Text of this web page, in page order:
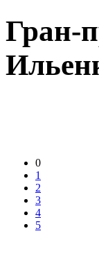
Гран-
0
1
2
3
4
5